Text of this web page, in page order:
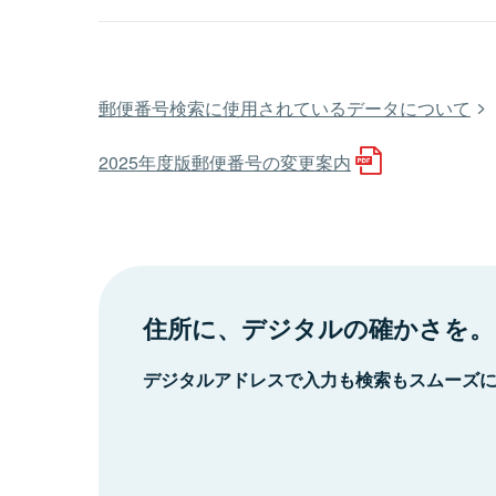
郵便番号検索に使用されているデータについて
2025年度版郵便番号の変更案内
住所に、デジタルの確かさを。
デジタルアドレスで入力も検索もスムーズ